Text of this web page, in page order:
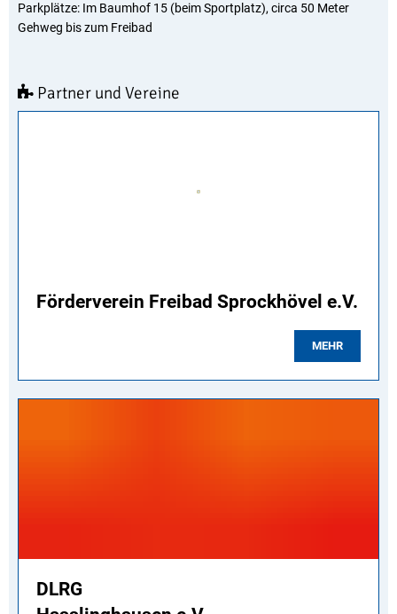
Parkplätze: Im Baumhof 15 (beim Sportplatz), circa 50 Meter
Gehweg bis zum Freibad
Partner und Vereine
Förderverein Freibad Sprockhövel e.V.
MEHR
DLRG